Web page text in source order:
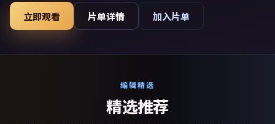
验，可作为片单推荐、影评长文与专题策划的引用素材。
立即观看 片单详情 加入片单
编辑精选
精选推荐